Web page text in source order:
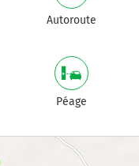
Autoroute
Péage